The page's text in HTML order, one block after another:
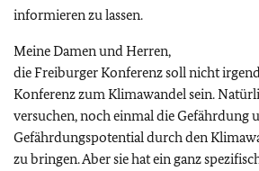
informieren zu lassen.
Meine Damen und Herren,
die Freiburger Konferenz soll nicht
Konferenz zum Klimawandel sein.
versuchen, noch einmal die Gefährdung
Gefährdungspotential durch den
zu bringen. Aber sie hat ein ganz